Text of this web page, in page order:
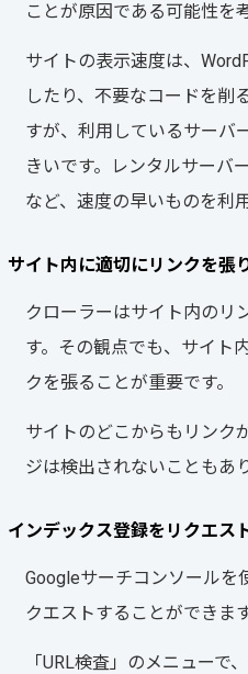
ことが原因である可能性を
サイトの表示速度は、
したり、不要なコードを削
すが、利用しているサーバ
きいです。レンタルサーバ
など、速度の早いものを利
サイト内に適切にリンクを張
クローラーはサイト内のリ
す。その観点でも、サイト
クを張ることが重要です。
サイトのどこからもリンク
ジは検出されないこともあり
インデックス登録をリクエス
Googleサーチコンソールを
クエストすることができます
「URL検査」のメニューで